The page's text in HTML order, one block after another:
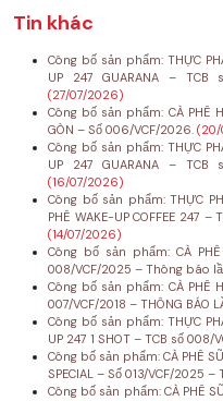
Tin khác
Công bố sản phẩm: THỰC
UP 247 GUARANA –
(27/07/2026)
Công bố sản phẩm: CÀ PHÊ
GÒN – Số 006/VCF/2026. (20/
Công bố sản phẩm: THỰC
UP 247 GUARANA –
(16/07/2026)
Công bố sản phẩm: THỰC
PHÊ WAKE-UP COFFEE 247
(14/07/2026)
Công bố sản phẩm: CÀ PHÊ
008/VCF/2025 – Thông báo
Công bố sản phẩm: CÀ PHÊ
007/VCF/2018 – THÔNG BÁO
Công bố sản phẩm: THỰC
UP 247 1 SHOT – TCB số 008/
Công bố sản phẩm: CÀ PHÊ
SPECIAL – Số 013/VCF/2025
Công bố sản phẩm: CÀ PHÊ